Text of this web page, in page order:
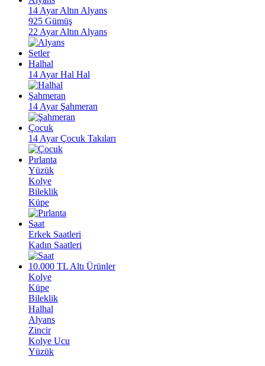
14 Ayar Altın Alyans
925 Gümüş
22 Ayar Altın Alyans
Setler
Halhal
14 Ayar Hal Hal
Şahmeran
14 Ayar Şahmeran
Çocuk
14 Ayar Çocuk Takıları
Pırlanta
Yüzük
Kolye
Bileklik
Küpe
Saat
Erkek Saatleri
Kadın Saatleri
10.000 TL Altı Ürünler
Kolye
Küpe
Bileklik
Halhal
Alyans
Zincir
Kolye Ucu
Yüzük